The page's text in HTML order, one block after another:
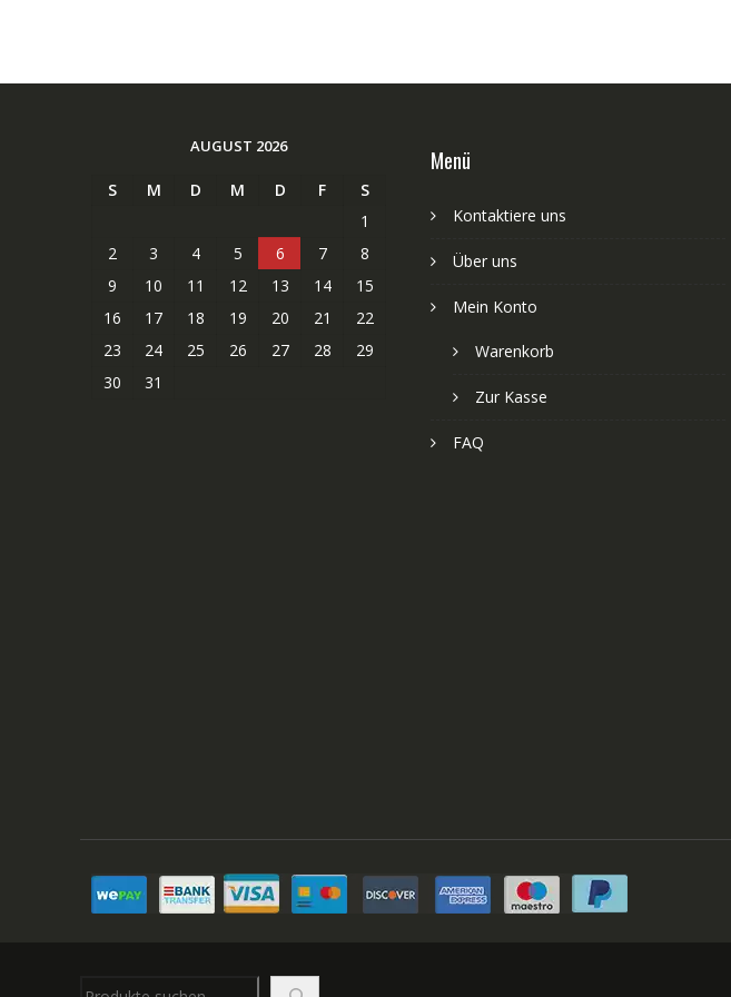
AUGUST 2026
S M D M D F
S
1
2
3 4 5 6 7
8
9
10 11 12 13 14
15
16
17 18 19 20 21
22
23
24 25 26 27 28
29
30
31
Menü
Kontaktiere uns
Über uns
Mein Konto
Warenkorb
Zur Kasse
FAQ
Suchen